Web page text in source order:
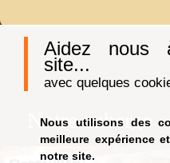
Aidez nous
site...
avec quelques
Nous utilisons des
meilleure expérience
notre site.
Notre auberge